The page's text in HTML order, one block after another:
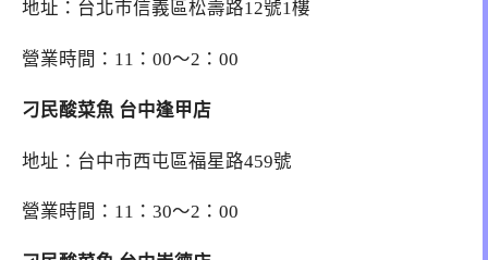
地址：台北市信義區松壽路12號1樓
營業時間：11：00～2：00
刁民酸菜魚 台中逢甲店
地址：台中市西屯區福星路459號
營業時間：11：30～2：00